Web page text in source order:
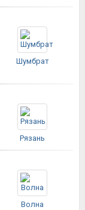
Шумбрат
Рязань
Волна